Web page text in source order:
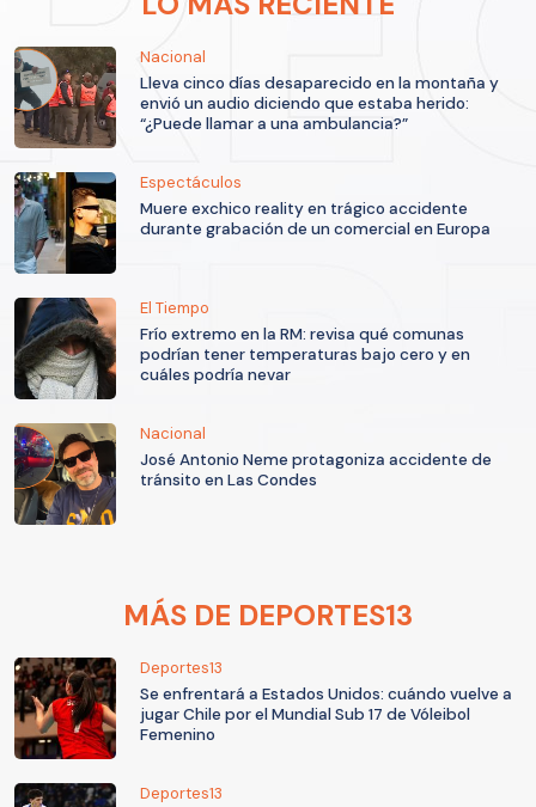
Nacional
Lleva cinco días desaparecido en la montaña y
envió un audio diciendo que estaba herido:
“¿Puede llamar a una ambulancia?”
Espectáculos
Muere exchico reality en trágico accidente
durante grabación de un comercial en Europa
El Tiempo
Frío extremo en la RM: revisa qué comunas
podrían tener temperaturas bajo cero y en
cuáles podría nevar
Nacional
José Antonio Neme protagoniza accidente de
tránsito en Las Condes
MÁS DE DEPORTES13
Deportes13
Se enfrentará a Estados Unidos: cuándo vuelve a
jugar Chile por el Mundial Sub 17 de Vóleibol
Femenino
Deportes13